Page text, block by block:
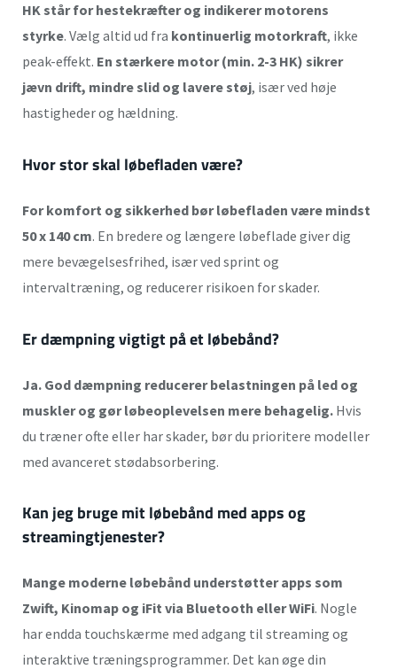
HK står for hestekræfter og indikerer motorens
styrke. Vælg altid ud fra kontinuerlig motorkraft, ikke
peak-effekt. En stærkere motor (min. 2-3 HK) sikrer
jævn drift, mindre slid og lavere støj, især ved høje
hastigheder og hældning.
Hvor stor skal løbefladen være?
For komfort og sikkerhed bør løbefladen være mindst
50 x 140 cm. En bredere og længere løbeflade giver dig
mere bevægelsesfrihed, især ved sprint og
intervaltræning, og reducerer risikoen for skader.
Er dæmpning vigtigt på et løbebånd?
Ja. God dæmpning reducerer belastningen på led og
muskler og gør løbeoplevelsen mere behagelig. Hvis
du træner ofte eller har skader, bør du prioritere modeller
med avanceret stødabsorbering.
Kan jeg bruge mit løbebånd med apps og
streamingtjenester?
Mange moderne løbebånd understøtter apps som
Zwift, Kinomap og iFit via Bluetooth eller WiFi. Nogle
har endda touchskærme med adgang til streaming og
interaktive træningsprogrammer. Det kan øge din